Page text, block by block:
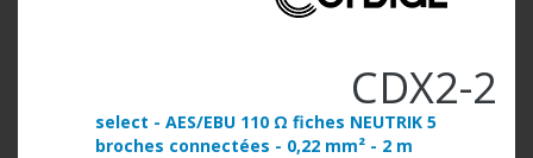
CDX2-2
select - AES/EBU 110 Ω fiches NEUTRIK 5
broches connectées - 0,22 mm² - 2 m